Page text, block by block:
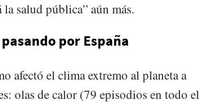
la salud pública” aún más.
por España
afectó el clima extremo al planeta a
olas de calor (79 episodios en todo el